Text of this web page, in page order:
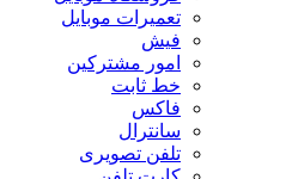
تعمیرات موبایل
فیش
امور مشترکین
خط ثابت
فاکس
سانترال
تلفن تصویری